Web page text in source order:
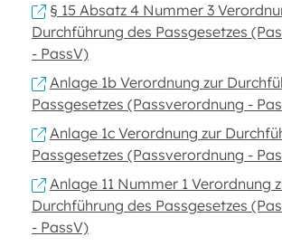
§ 15 Absatz 4 Nummer 3
Durchführung des Passgesetzes
- PassV)
Anlage 1b Verordnung zur
Passgesetzes (Passverordnung -
Anlage 1c Verordnung zur
Passgesetzes (Passverordnung -
Anlage 11 Nummer 1 Verordnung
Durchführung des Passgesetzes
- PassV)